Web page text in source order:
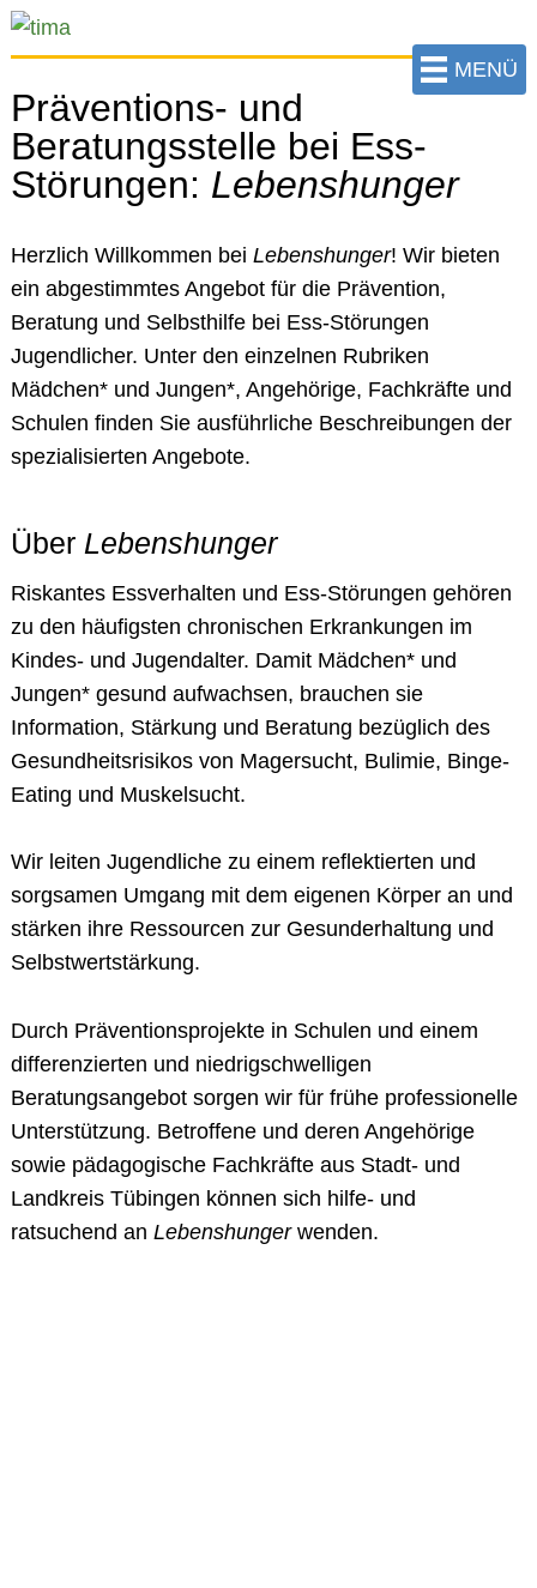
zum
Hauptinhalt
Seite
springen
MENÜ
Präventions- und
Beratungsstelle bei Ess-
Störungen: Lebenshunger
Herzlich Willkommen bei Lebenshunger! Wir bieten
ein abgestimmtes Angebot für die Prävention,
Beratung und Selbsthilfe bei Ess-Störungen
Jugendlicher. Unter den einzelnen Rubriken
Mädchen* und Jungen*, Angehörige, Fachkräfte und
Schulen finden Sie ausführliche Beschreibungen der
spezialisierten Angebote.
Über Lebenshunger
Riskantes Essverhalten und Ess-Störungen gehören
zu den häufigsten chronischen Erkrankungen im
Kindes- und Jugendalter. Damit Mädchen* und
Jungen* gesund aufwachsen, brauchen sie
Information, Stärkung und Beratung bezüglich des
Gesundheitsrisikos von Magersucht, Bulimie, Binge-
Eating und Muskelsucht.
Wir leiten Jugendliche zu einem reflektierten und
sorgsamen Umgang mit dem eigenen Körper an und
stärken ihre Ressourcen zur Gesunderhaltung und
Selbstwertstärkung.
Durch Präventionsprojekte in Schulen und einem
differenzierten und niedrigschwelligen
Beratungsangebot sorgen wir für frühe professionelle
Unterstützung. Betroffene und deren Angehörige
sowie pädagogische Fachkräfte aus Stadt- und
Landkreis Tübingen können sich hilfe- und
ratsuchend an Lebenshungerwenden.